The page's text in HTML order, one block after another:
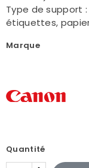
Type de support
étiquettes,
Marque
Quantité